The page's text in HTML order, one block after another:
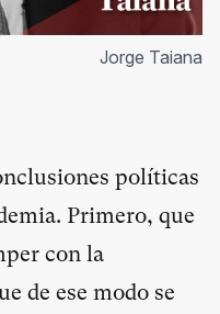
Jorge Taiana
políticas
Primero, que
con la
de ese modo se